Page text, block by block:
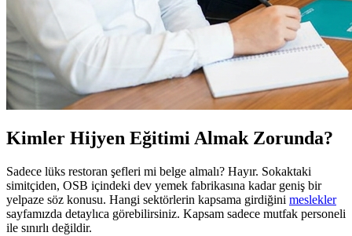
Kimler Hijyen Eğitimi Almak Zorunda?
Sadece lüks restoran şefleri mi belge almalı? Hayır. Sokaktaki
simitçiden, OSB içindeki dev yemek fabrikasına kadar geniş bir
yelpaze söz konusu. Hangi sektörlerin kapsama girdiğini meslekler
sayfamızda detaylıca görebilirsiniz. Kapsam sadece mutfak personeli
ile sınırlı değildir.